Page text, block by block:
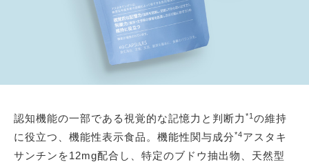
認知機能の一部である視覚的な記憶力と判断力 *1 の維持
に役立つ、機能性表示食品。機能性関与成分*4アスタキ
サンチンを12mg配合し、特定のブドウ抽出物、天然型